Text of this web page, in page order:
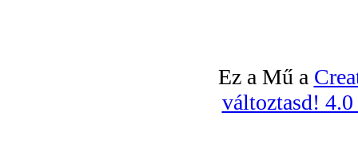
Ez a Mű a
változtasd!